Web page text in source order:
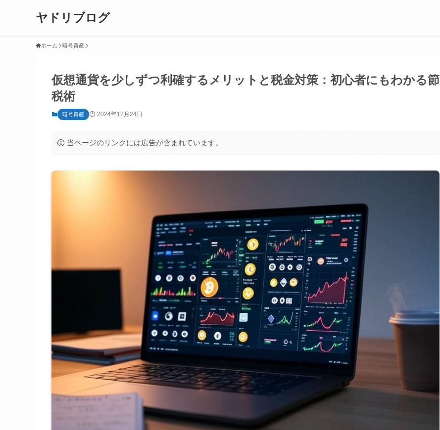
ヤドリブログ
ホーム 暗号資産
仮想通貨を少しずつ利確するメリットと税金対策：初心者にもわかる節
税術
暗号資産 2024年12月24日
当ページのリンクには広告が含まれています。